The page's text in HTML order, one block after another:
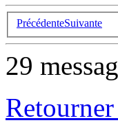
PrécédenteSuivante
29